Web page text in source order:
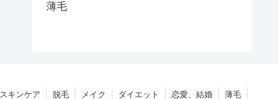
薄毛
スキンケア 脱毛 メイク ダイエット 恋愛、結婚 薄毛